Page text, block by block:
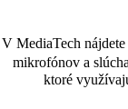
V MediaTech
mikrofónov a
ktoré